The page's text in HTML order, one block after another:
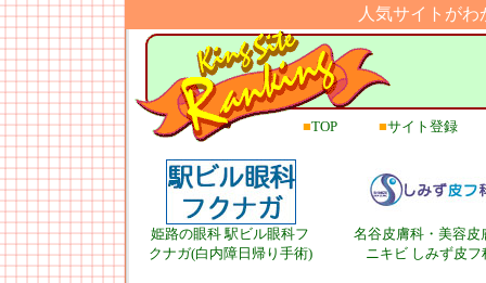
人気サイトが
■TOP ■サイト登録
姫路の眼科 駅ビル眼科フ
クナガ(白内障日帰り手術)
名谷皮膚科・美容皮
ニキビ しみず皮フ